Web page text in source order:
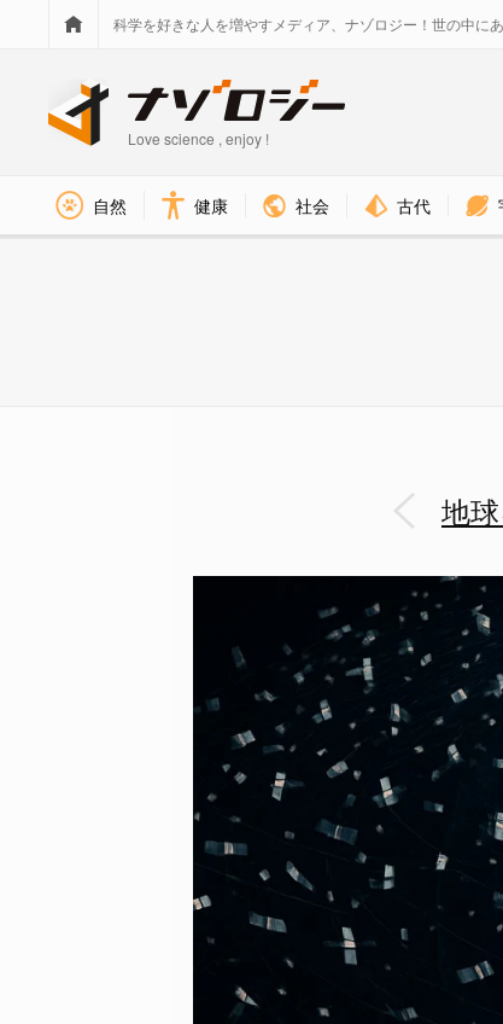
科学を好きな人を増やすメディア、ナゾロジー！世の中に
Love science , enjoy !
自然 健康 社会 古代
地